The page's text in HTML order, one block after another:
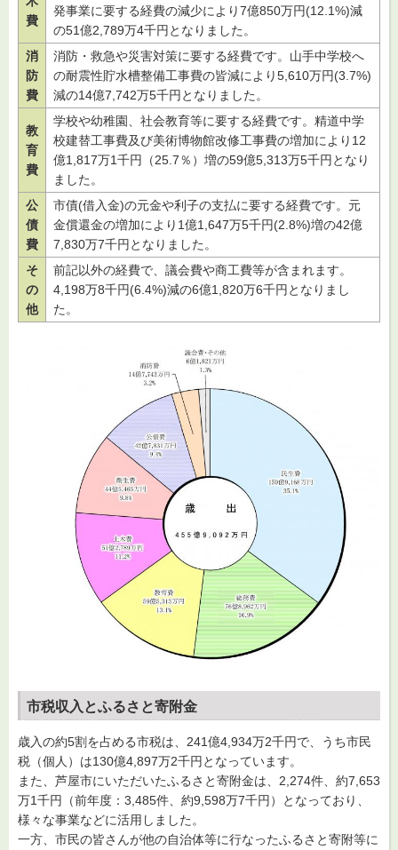
費
発事業に要する経費の減少により7億850万円(12.1%)減
の51億2,789万4千円となりました。
消
防
費
消防・救急や災害対策に要する経費です。山手中学校へ
の耐震性貯水槽整備工事費の皆減により5,610万円(3.7%)
減の14億7,742万5千円となりました。
教
育
費
学校や幼稚園、社会教育等に要する経費です。精道中学
校建替工事費及び美術博物館改修工事費の増加により12
億1,817万1千円（25.7％）増の59億5,313万5千円となり
ました。
公
債
費
市債(借入金)の元金や利子の支払に要する経費です。元
金償還金の増加により1億1,647万5千円(2.8%)増の42億
7,830万7千円となりました。
そ
の
他
前記以外の経費で、議会費や商工費等が含まれます。
4,198万8千円(6.4%)減の6億1,820万6千円となりまし
た。
市税収入とふるさと寄附金
歳入の約5割を占める市税は、241億4,934万2千円で、うち市民
税（個人）は130億4,897万2千円となっています。
また、芦屋市にいただいたふるさと寄附金は、2,274件、約7,653
万1千円（前年度：3,485件、約9,598万7千円）となっており、
様々な事業などに活用しました。
一方、市民の皆さんが他の自治体等に行なったふるさと寄附等に